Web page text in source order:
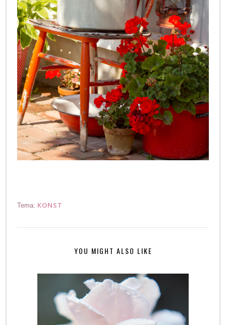
Tema: KONST
YOU MIGHT ALSO LIKE